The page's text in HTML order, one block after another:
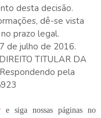
e siga nossas páginas no